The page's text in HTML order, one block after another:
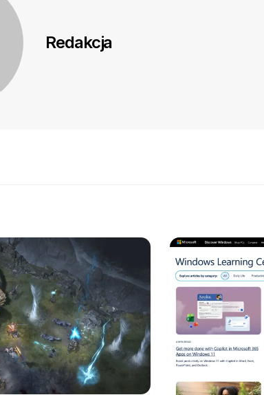
Redakcja